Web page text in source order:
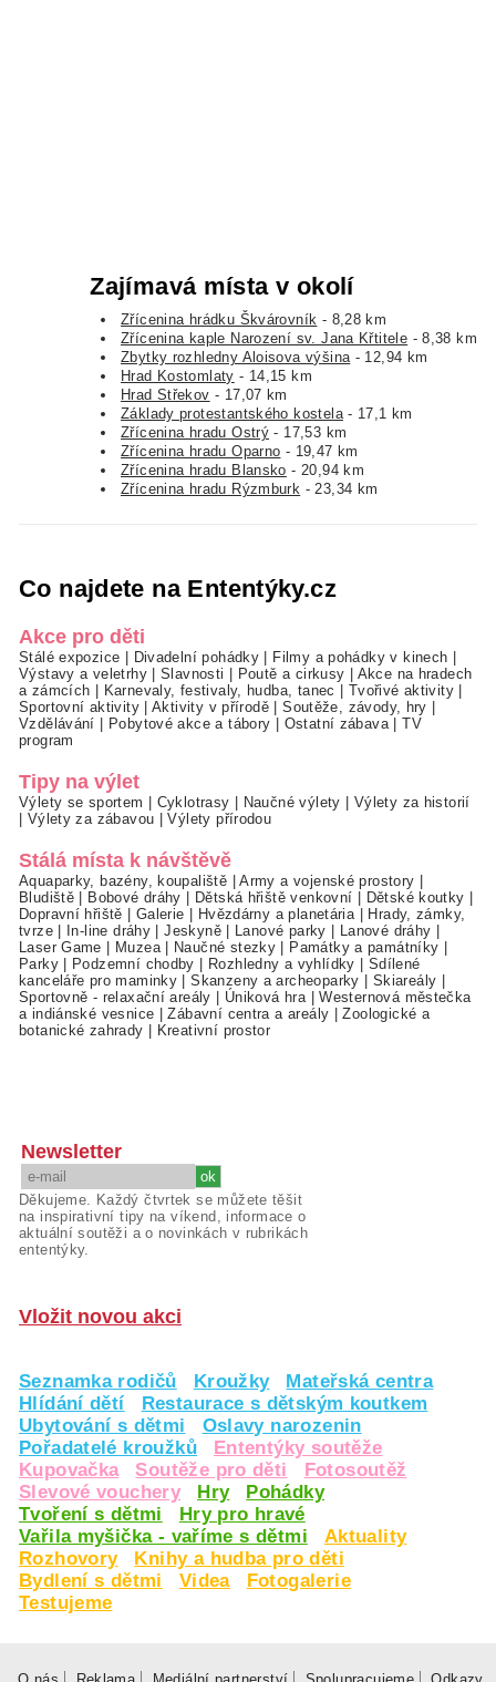
Zajímavá místa v okolí
Zřícenina hrádku Škvárovník - 8,28 km
Zřícenina kaple Narození sv. Jana Křtitele - 8,38 km
Zbytky rozhledny Aloisova výšina- 12,94 km
Hrad Kostomlaty - 14,15 km
Hrad Střekov - 17,07 km
Základy protestantského kostela- 17,1 km
Zřícenina hradu Ostrý - 17,53 km
Zřícenina hradu Oparno - 19,47 km
Zřícenina hradu Blansko - 20,94 km
Zřícenina hradu Rýzmburk - 23,34 km
Co najdete na Ententýky.cz
Akce pro děti
Stálé expozice Divadelní pohádky Filmy a pohádky v kinech
Výstavy a veletrhy|Slavnosti Poutě a cirkusy
Akce na hradech
a zámcích
Karnevaly, festivaly, hudba, tanec Tvořivé aktivity
Sportovní aktivity|Aktivity v přírodě |Soutěže, závody, hry
Vzdělávání
Pobytové akce a tábory Ostatní zábava|TV
program
Tipy na výlet
Výlety se sportem Cyklotrasy Naučné výlety
Výlety za historií
Výlety za zábavou |Výlety přírodou
Stálá místa k návštěvě
Aquaparky, bazény, koupaliště |Army a vojenské prostory
Bludiště
Bobové dráhy Dětská hřiště venkovní Dětské koutky
Dopravní hřiště
Galerie Hvězdárny a planetária|
Hrady, zámky,
tvrze| In-line dráhy |Jeskyně| Lanové parky Lanové dráhy
Laser Game
Muzea| Naučné stezky Památky a památníky
Parky| Podzemní chodby Rozhledny a vyhlídky
Sdílené
kanceláře pro maminky |Skanzeny a archeoparky Skiareály
Sportovně - relaxační areály
Úniková hra|Westernová městečka
a indiánské vesnice |Zábavní centra a areály |Zoologické a
botanické zahrady
Kreativní prostor
Newsletter
Děkujeme. Každý čtvrtek se můžete těšit
na inspirativní tipy na víkend, informace o
aktuální soutěži a o novinkách v rubrikách
ententýky.
Vložit novou akci
Seznamka rodičů Kroužky
Mateřská centra
Hlídání dětí
Restaurace s dětským koutkem
Ubytování s dětmi
Oslavy narozenin
Pořadatelé kroužků
Ententýky soutěže
Kupovačka
Soutěže pro děti
Fotosoutěž
Slevové vouchery
Hry
Pohádky
Tvoření s dětmi
Hry pro hravé
Vařila myšička - vaříme s dětmi
Aktuality
Rozhovory
Knihy a hudba pro děti
Bydlení s dětmi
Videa
Fotogalerie
Testujeme